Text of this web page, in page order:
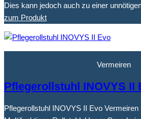
Dies kann jedoch auch zu einer
zum Produkt
Vermeiren
Pflegerollstuhl INOVYS II
Pflegerollstuhl INOVYS II Evo